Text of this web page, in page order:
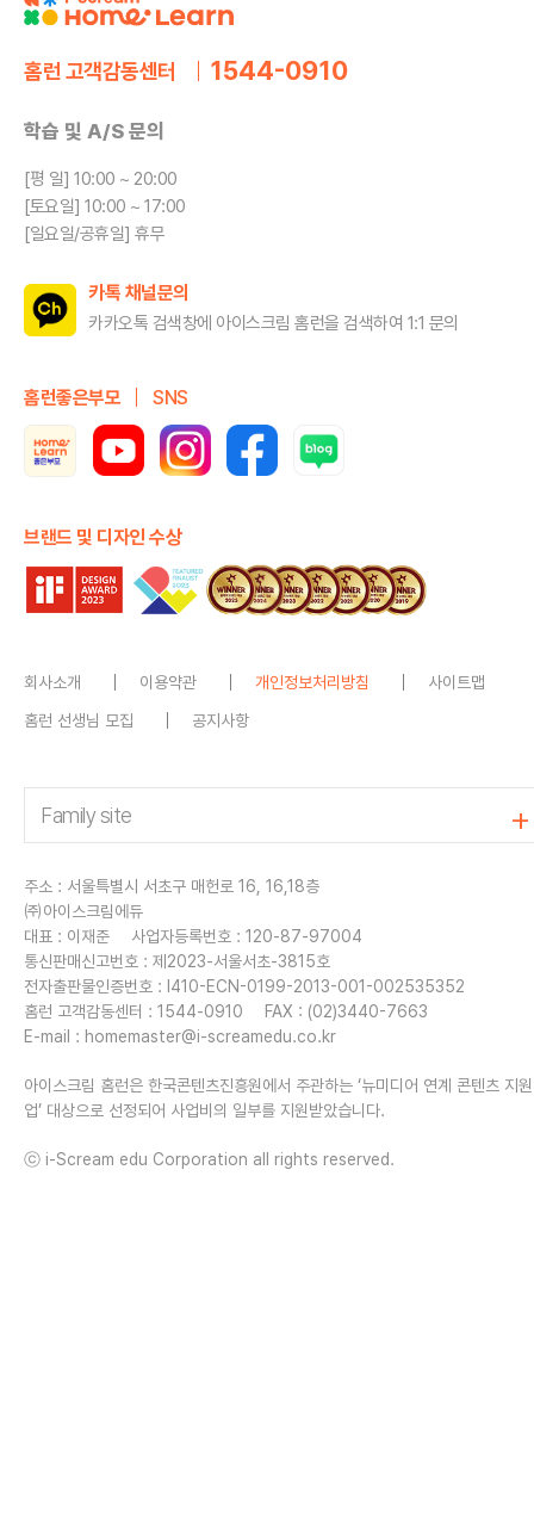
홈런 고객감동센터
학습 및 A/S 문의
[평 일] 10:00 ~ 20:00
[토요일] 10:00 ~ 17:00
[일요일/공휴일] 휴무
1544-0910
카톡 채널문의
카카오톡 검색창에 아이스크림 홈런을 검색하여 1:1 문의
홈런좋은부모 SNS
브랜드 및 디자인 수상
회사소개 이용약관 개인정보처리방침
사이트맵
홈런 선생님 모집
공지사항
주소 : 서울특별시 서초구 매헌로 16, 16,18층
㈜아이스크림에듀
대표 : 이재준
사업자등록번호 : 120-87-97004
통신판매신고번호 : 제2023-서울서초-3815호
전자출판물인증번호 : I410-ECN-0199-2013-001-002535352
홈런 고객감동센터 : 1544-0910
FAX : (02)3440-7663
E-mail : homemaster@i-screamedu.co.kr
아이스크림 홈런은 한국콘텐츠진흥원에서 주관하는 ‘뉴미디어 연계 콘텐츠 지
업’ 대상으로 선정되어 사업비의 일부를 지원받았습니다.
ⓒ i-Scream edu Corporation all rights reserved.